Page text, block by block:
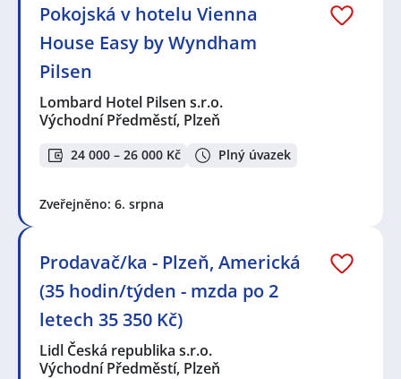
Pokojská v hotelu Vienna
House Easy by Wyndham
Pilsen
Lombard Hotel Pilsen s.r.o.
Východní Předměstí, Plzeň
24 000 – 26 000 Kč Plný úvazek
Zveřejněno: 6. srpna
Prodavač/ka - Plzeň, Americká
(35 hodin/týden - mzda po 2
letech 35 350 Kč)
Lidl Česká republika s.r.o.
Východní Předměstí, Plzeň